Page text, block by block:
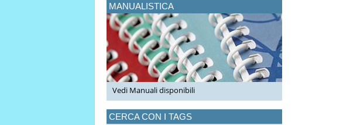
MANUALISTICA
Vedi Manuali disponibili
CERCA CON I TAGS